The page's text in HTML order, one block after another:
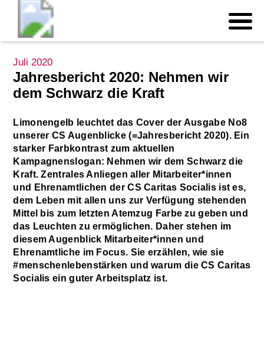
Juli 2020
Jahresbericht 2020: Nehmen wir
dem Schwarz die Kraft
Limonengelb leuchtet das Cover der Ausgabe No8
unserer CS Augenblicke (=Jahresbericht 2020). Ein
starker Farbkontrast zum aktuellen
Kampagnenslogan: Nehmen wir dem Schwarz die
Kraft. Zentrales Anliegen aller Mitarbeiter*innen
und Ehrenamtlichen der CS Caritas Socialis ist es,
dem Leben mit allen uns zur Verfügung stehenden
Mittel bis zum letzten Atemzug Farbe zu geben und
das Leuchten zu ermöglichen. Daher stehen im
diesem Augenblick Mitarbeiter*innen und
Ehrenamtliche im Focus. Sie erzählen, wie sie
#menschenlebenstärken und warum die CS Caritas
Socialis ein guter Arbeitsplatz ist.